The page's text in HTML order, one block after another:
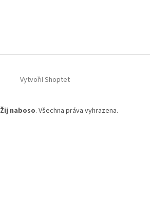
Vytvořil Shoptet
Žij naboso. Všechna práva vyhrazena.